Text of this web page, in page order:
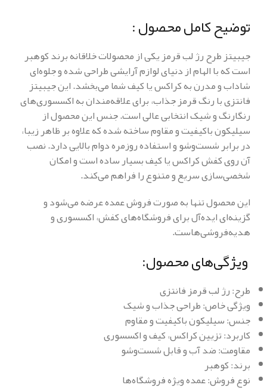
توضیح کامل محصول :
جیبیتز طرح رژ لب قرمز یکی از محصولات خلاقانه برند کوهبر
است که با الهام از دنیای لوازم آرایشی طراحی شده و جلوه‌ای
شاداب و مدرن به کراکس یا کیف شما می‌بخشد. این جیبیتز
فانتزی با رنگ قرمز جذاب، برای علاقه‌مندان به اکسسوری‌های
رنگارنگ و شیک انتخابی عالی است. جنس این محصول از
سیلیکون باکیفیت و مقاوم ساخته شده که علاوه بر ظاهر زیبا،
در برابر شست‌وشو و استفاده روزمره دوام بالایی دارد. نصب
آن روی کفش کراکس یا کیف بسیار ساده است و امکان
شخصی‌سازی سریع و متنوع را فراهم می‌کند.
این محصول تنها به صورت فروش عمده عرضه می‌شود و
گزینه‌ای ایده‌آل برای فروشگاه‌های کفش، اکسسوری و
هدیه‌فروشی‌هاست.
ویژگی‌های محصول:
طرح: رژ لب قرمز فانتزی
ویژگی خاص: طراحی جذاب و شیک
جنس: سیلیکون باکیفیت و مقاوم
کاربرد: تزیین کراکس، کیف و اکسسوری
مقاومت: ضد آب و قابل شست‌وشو
برند: کوهبر
نوع فروش: عمده ویژه فروشگاه‌ها